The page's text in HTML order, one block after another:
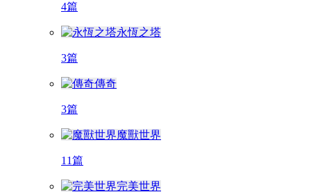
4篇
永恆之塔
3篇
傳奇
3篇
魔獸世界
11篇
完美世界